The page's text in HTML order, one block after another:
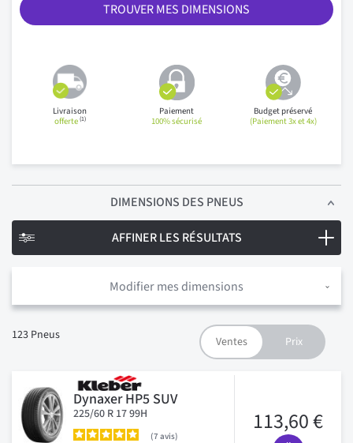
TROUVER MES DIMENSIONS
Livraison
offerte(1)
Paiement
100% sécurisé
Budget préservé
(Paiement 3x et 4x)
DIMENSIONS DES PNEUS
Modifier mes dimensions
123 Pneus
Dynaxer HP5 SUV
225/60 R 17 99H
7 avis
113,60 €
AFFINER LES RÉSULTATS